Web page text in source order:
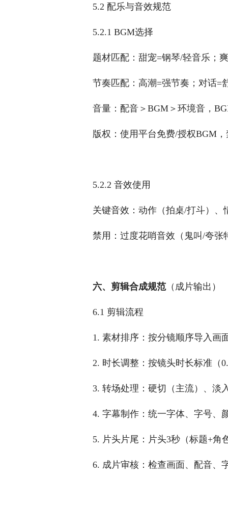
5.2 配乐与音效规范
5.2.1 BGM选择
题材匹配：甜宠=钢琴/轻音乐；
节奏匹配：高潮=强节奏；对话=
音量：配音＞BGM＞环境音，
版权：使用平台免费/授权BGM
5.2.2 音效使用
关键音效：动作（拍桌/打斗）
禁用：过度花哨音效（鬼叫/夸张
六、剪辑合成规范（成片输出）
6.1 剪辑流程
1. 素材排序：按分镜顺序导入画
2. 时长调整：按镜头时长标准（
3. 转场处理：硬切（主流）、淡
4. 字幕制作：统一字体、字号、
5. 片头片尾：片头3秒（标题+角
6. 成片审核：检查画面、配音、